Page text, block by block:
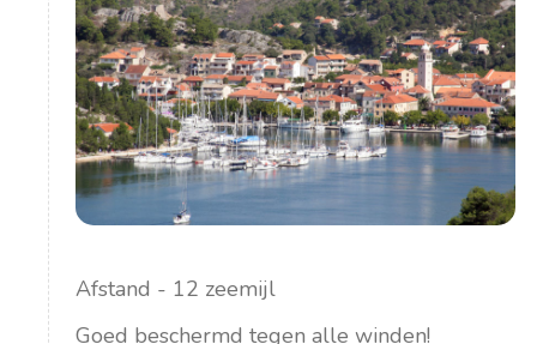
Afstand - 12 zeemijl
Goed beschermd tegen alle winden!